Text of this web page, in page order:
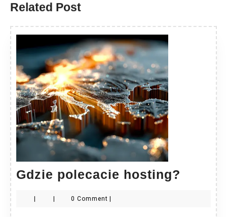
Related Post
Gdzie polecacie hosting? Gdzie
0 Comment